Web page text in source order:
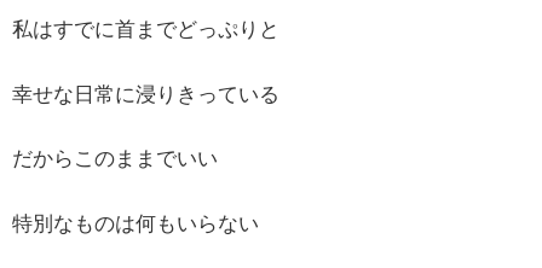
私はすでに首までどっぷりと
幸せな日常に浸りきっている
だからこのままでいい
特別なものは何もいらない